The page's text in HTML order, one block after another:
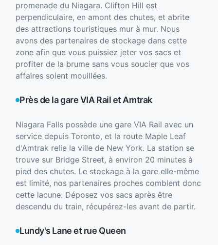
promenade du Niagara. Clifton Hill est
perpendiculaire, en amont des chutes, et abrite
des attractions touristiques mur à mur. Nous
avons des partenaires de stockage dans cette
zone afin que vous puissiez jeter vos sacs et
profiter de la brume sans vous soucier que vos
affaires soient mouillées.
Près de la gare VIA Rail et Amtrak
Niagara Falls possède une gare VIA Rail avec un
service depuis Toronto, et la route Maple Leaf
d'Amtrak relie la ville de New York. La station se
trouve sur Bridge Street, à environ 20 minutes à
pied des chutes. Le stockage à la gare elle-même
est limité, nos partenaires proches comblent donc
cette lacune. Déposez vos sacs après être
descendu du train, récupérez-les avant de partir.
Lundy's Lane et rue Queen